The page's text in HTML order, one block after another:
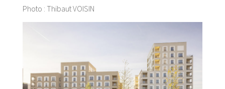
Photo : Thibaut VOISIN